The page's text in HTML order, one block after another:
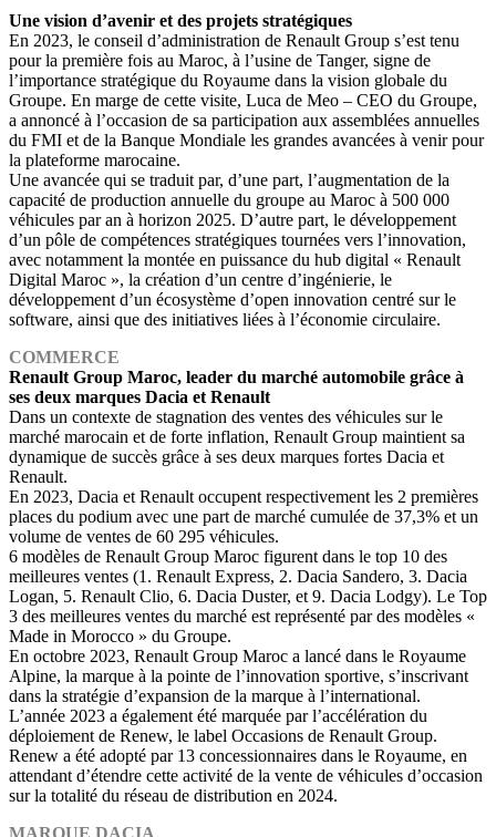
Une vision d’avenir et des projets stratégiques
En 2023, le conseil d’administration de Renault Group s’est tenu
pour la première fois au Maroc, à l’usine de Tanger, signe de
l’importance stratégique du Royaume dans la vision globale du
Groupe. En marge de cette visite, Luca de Meo – CEO du Groupe,
a annoncé à l’occasion de sa participation aux assemblées annuelles
du FMI et de la Banque Mondiale les grandes avancées à venir pour
la plateforme marocaine.
Une avancée qui se traduit par, d’une part, l’augmentation de la
capacité de production annuelle du groupe au Maroc à 500 000
véhicules par an à horizon 2025. D’autre part, le développement
d’un pôle de compétences stratégiques tournées vers l’innovation,
avec notamment la montée en puissance du hub digital « Renault
Digital Maroc », la création d’un centre d’ingénierie, le
développement d’un écosystème d’open innovation centré sur le
software, ainsi que des initiatives liées à l’économie circulaire.
COMMERCE
Renault Group Maroc, leader du marché automobile grâce à
ses deux marques Dacia et Renault
Dans un contexte de stagnation des ventes des véhicules sur le
marché marocain et de forte inflation, Renault Group maintient sa
dynamique de succès grâce à ses deux marques fortes Dacia et
Renault.
En 2023, Dacia et Renault occupent respectivement les 2 premières
places du podium avec une part de marché cumulée de 37,3% et un
volume de ventes de 60 295 véhicules.
6 modèles de Renault Group Maroc figurent dans le top 10 des
meilleures ventes (1. Renault Express, 2. Dacia Sandero, 3. Dacia
Logan, 5. Renault Clio, 6. Dacia Duster, et 9. Dacia Lodgy). Le Top
3 des meilleures ventes du marché est représenté par des modèles «
Made in Morocco » du Groupe.
En octobre 2023, Renault Group Maroc a lancé dans le Royaume
Alpine, la marque à la pointe de l’innovation sportive, s’inscrivant
dans la stratégie d’expansion de la marque à l’international.
L’année 2023 a également été marquée par l’accélération du
déploiement de Renew, le label Occasions de Renault Group.
Renew a été adopté par 13 concessionnaires dans le Royaume, en
attendant d’étendre cette activité de la vente de véhicules d’occasion
sur la totalité du réseau de distribution en 2024.
MARQUE DACIA